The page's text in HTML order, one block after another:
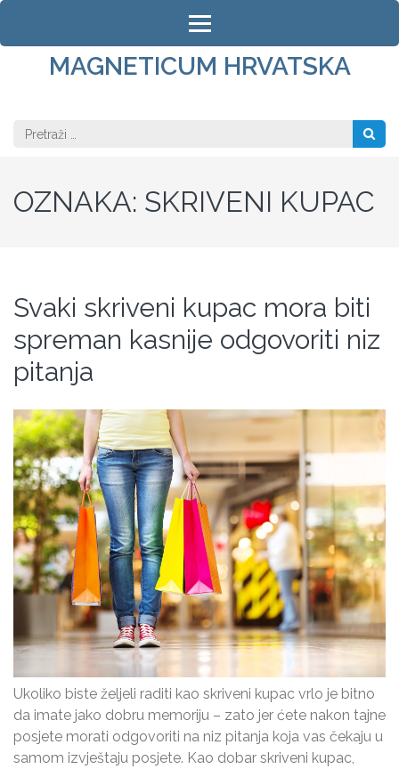
Skip
contentMAGNETICUM HRVATSKA
Pretraži:
OZNAKA: SKRIVENI KUPAC
Svaki skriveni kupac mora biti
spreman kasnije odgovoriti niz
pitanja
Ukoliko biste željeli raditi kao skriveni kupac vrlo je bitno
da imate jako dobru memoriju – zato jer ćete nakon tajne
posjete morati odgovoriti na niz pitanja koja vas čekaju u
samom izvještaju posjete. Kao dobar skriveni kupac,